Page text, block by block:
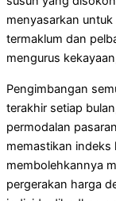
menyasarkan
termaklum dan
mengurus
Pengimbangan
terakhir setiap
permodalan
memastikan indeks
membolehkannya
pergerakan harga